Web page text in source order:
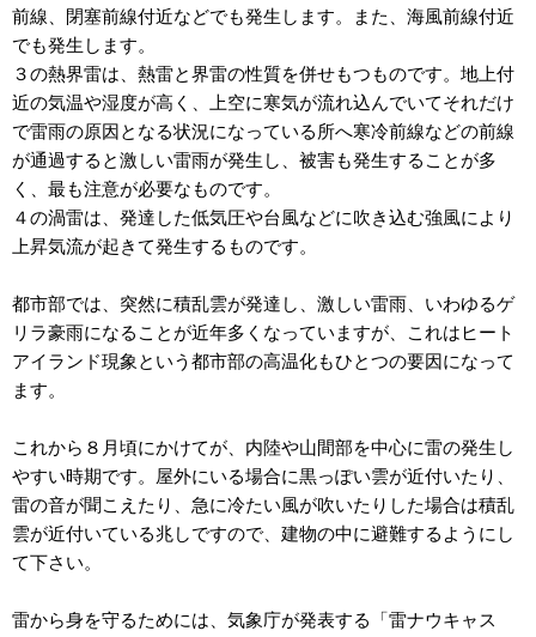
前線、閉塞前線付近などでも発生します。また、海風前線付近
でも発生します。
３の熱界雷は、熱雷と界雷の性質を併せもつものです。地上付
近の気温や湿度が高く、上空に寒気が流れ込んでいてそれだけ
で雷雨の原因となる状況になっている所へ寒冷前線などの前線
が通過すると激しい雷雨が発生し、被害も発生することが多
く、最も注意が必要なものです。
４の渦雷は、発達した低気圧や台風などに吹き込む強風により
上昇気流が起きて発生するものです。
都市部では、突然に積乱雲が発達し、激しい雷雨、いわゆるゲ
リラ豪雨になることが近年多くなっていますが、これはヒート
アイランド現象という都市部の高温化もひとつの要因になって
ます。
これから８月頃にかけてが、内陸や山間部を中心に雷の発生し
やすい時期です。屋外にいる場合に黒っぽい雲が近付いたり、
雷の音が聞こえたり、急に冷たい風が吹いたりした場合は積乱
雲が近付いている兆しですので、建物の中に避難するようにし
て下さい。
雷から身を守るためには、気象庁が発表する「雷ナウキャス